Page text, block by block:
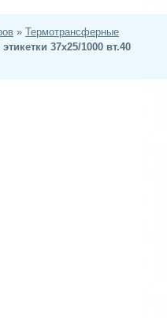
» Термотрансферные
37х25/1000 вт.40